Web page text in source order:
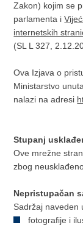
Zakon) kojim se
parlamenta i
internetskih
(SL L 327,
Ova Izjava o
Ministarstvo
nalazi na adresi
Stupanj
Ove mrežne
zbog
Nepristupačan
Sadržaj naveden
fotografije i